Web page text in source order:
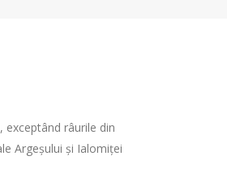
râurile din
Argeșului și Ialomiței